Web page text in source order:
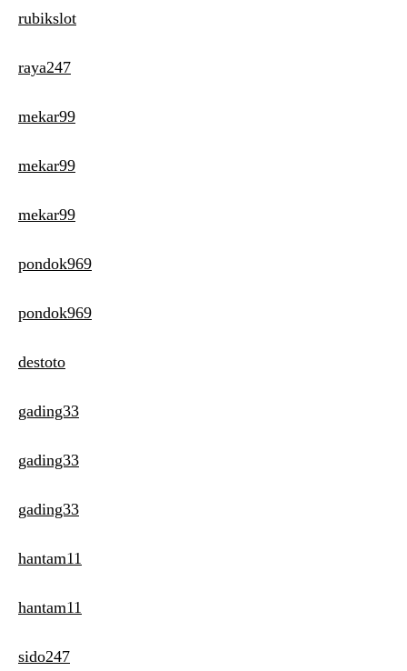
rubikslot
raya247
mekar99
mekar99
mekar99
pondok969
pondok969
destoto
gading33
gading33
gading33
hantam11
hantam11
sido247